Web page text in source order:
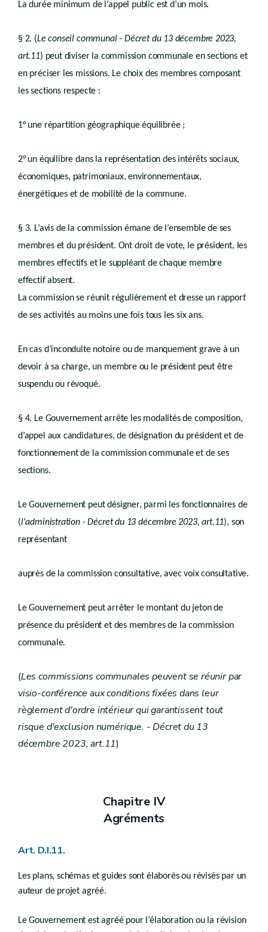
Des permis en relation avec d’autres polices administratives
Art. D.IV.107
Art. D.IV.108
Art. D.IV.109
Titre VIII
Droit transitoire
Art. D.IV.110
Art. D.IV.111
Art. D.IV.113
Art. D.IV.113/1
Chapitre II
Effets juridiques
Valeur juridique
Art. D.IV.114
Sous-section 2 Péremption
Art. D.IV.115
Art. D.IV.116
Art. D.IV.117
Section 2 Permis d’urbanisme - péremption
Livre V
AMÉNAGEMENT DU TERRITOIRE ET URBANISME OPÉRATIONNELS
Titre I er
Sites à réaménager
Chapitre I
Généralités
Chapitre II
Procédure d’adoption du périmètre
Chapitre IV
Aliénation
Chapitre V
Art.D.V.5
Chapitre VI
Droit transitoire
Art.
Chapitre I
Sites de réhabilitation paysagère et environnementale
Chapitre II Droit transitoire
Art.D.V.8
Périmètres de remembrement urbain
Chapitre I
er
Généralités
Droit transitoire
Art.
Titre IV
Art.D.V.13
La durée minimum de l’appel public est d’un mois.
§ 2. (Le conseil communal - Décret du 13 décembre 2023,
art.11) peut diviser la commission communale en sections et
en préciser les missions. Le choix des membres composant
les sections respecte :
1° une répartition géographique équilibrée ;
2° un équilibre dans la représentation des intérêts sociaux,
économiques, patrimoniaux, environnementaux,
énergétiques et de mobilité de la commune.
§ 3. L’avis de la commission émane de l’ensemble de ses
membres et du président. Ont droit de vote, le président, les
membres effectifs et le suppléant de chaque membre
effectif absent.
La commission se réunit régulièrement et dresse un rapport
de ses activités au moins une fois tous les six ans.
En cas d’inconduite notoire ou de manquement grave à un
devoir à sa charge, un membre ou le président peut être
suspendu ou révoqué.
§ 4. Le Gouvernement arrête les modalités de composition,
d’appel aux candidatures, de désignation du président et de
fonctionnement de la commission communale et de ses
sections.
Le Gouvernement peut désigner, parmi les fonctionnaires de
(l'administration - Décret du 13 décembre 2023, art.11), son
représentant
auprès de la commission consultative, avec voix consultative.
Le Gouvernement peut arrêter le montant du jeton de
présence du président et des membres de la commission
communale.
(Les commissions communales peuvent se réunir par
visio-conférence aux conditions fixées dans leur
règlement d'ordre intérieur qui garantissent tout
risque d'exclusion numérique. - Décret du 13
décembre 2023, art.11)
Chapitre IV
Agréments
Art. D.I.11.
Les plans, schémas et guides sont élaborés ou révisés par un
auteur de projet agréé.
Le Gouvernement est agréé pour l’élaboration ou la révision